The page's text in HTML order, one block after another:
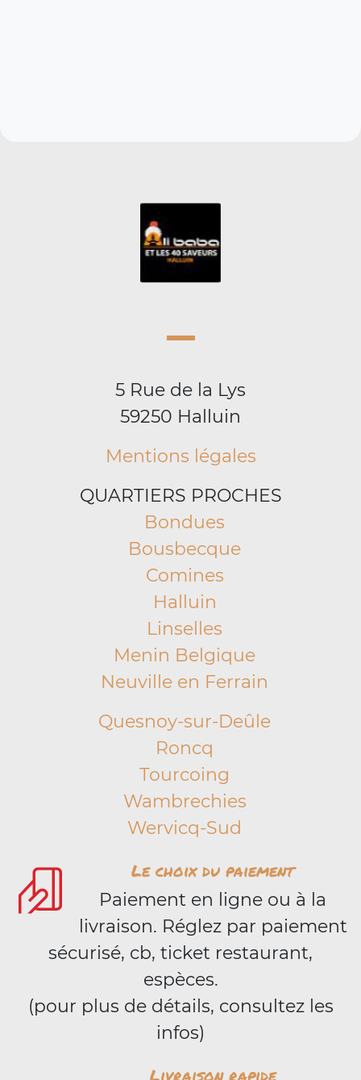
5 Rue de la Lys
59250 Halluin
Mentions légales
QUARTIERS PROCHES
Bondues
Bousbecque
Comines
Halluin
Linselles
Menin Belgique
Neuville en Ferrain
Quesnoy-sur-Deûle
Roncq
Tourcoing
Wambrechies
Wervicq-Sud
Le choix du paiement
Paiement en ligne ou à la
livraison. Réglez par paiement
sécurisé, cb, ticket restaurant,
espèces.
(pour plus de détails, consultez les
infos)
Livraison rapide